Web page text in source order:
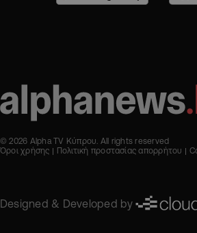
© 2026 Alpha TV Κύπρου. All rights reserved
Όροι χρήσης
Πολιτική προστασίας απορρήτου
Designed & Developed by